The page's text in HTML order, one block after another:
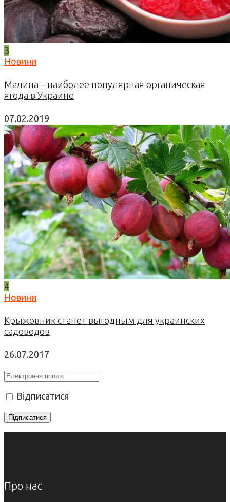
3
Новини
Малина – наиболее популярная органическая
ягода в Украине
07.02.2019
4
Новини
Крыжовник станет выгодным для украинских
садоводов
26.07.2017
Відписатися
Про нас